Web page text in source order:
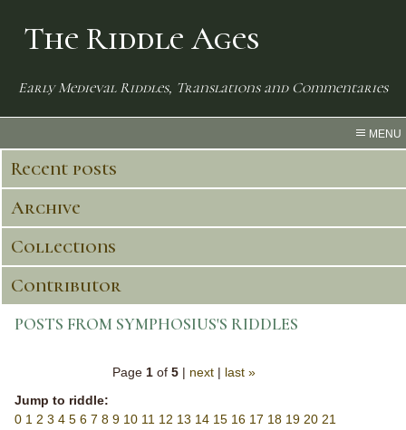
The Riddle Ages
Early Medieval Riddles, Translations and Commentaries
MENU
Recent posts
Archive
Collections
Contributor
POSTS FROM SYMPHOSIUS'S RIDDLES
Page 1of 5 | next| last »
Jump to riddle:
0 1 2 3 4 5 6 7 8 9 10 11 12 13 14 15 16 17 18 19 20 21